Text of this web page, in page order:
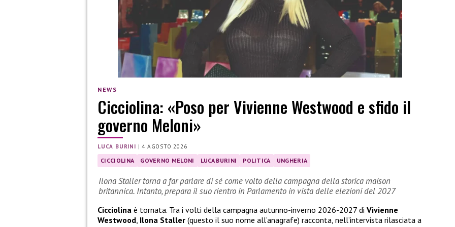
NEWS
Cicciolina: «Poso per Vivienne Westwood e sfido il
governo Meloni»
LUCA BURINI |4 AGOSTO 2026
CICCIOLINA GOVERNO MELONI LUCA BURINI POLITICA UNGHERIA
Ilona Staller torna a far parlare di sé come volto della campagna della storica maison
britannica. Intanto, prepara il suo rientro in Parlamento in vista delle elezioni del 2027
Cicciolina è tornata. Tra i volti della campagna autunno-inverno 2026-2027 di Vivienne
Westwood Ilona Staller (questo il suo nome all’anagrafe) racconta, nell’intervista rilasciata a